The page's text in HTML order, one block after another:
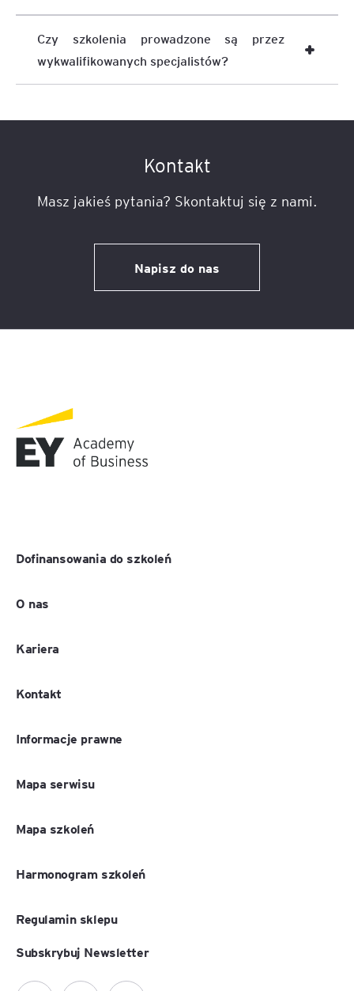
Czy szkolenia prowadzone są przez
wykwalifikowanych specjalistów?
Kontakt
Masz jakieś pytania? Skontaktuj się z nami.
Napisz do nas
Dofinansowania do szkoleń
O nas
Kariera
Kontakt
Informacje prawne
Mapa serwisu
Mapa szkoleń
Harmonogram szkoleń
Regulamin sklepu
Subskrybuj Newsletter